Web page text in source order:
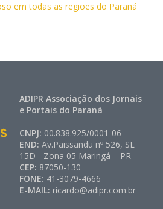
em todas as regiões do Paraná
ADIPR Associação dos Jornais
e Portais do Paraná
CNPJ: 00.838.925/0001-06
END:Av.Paissandu nº 526, SL
15D - Zona 05 Maringá – PR
CEP: 87050-130
FONE: 41-3079-4666
E-MAIL: ricardo@adipr.com.br